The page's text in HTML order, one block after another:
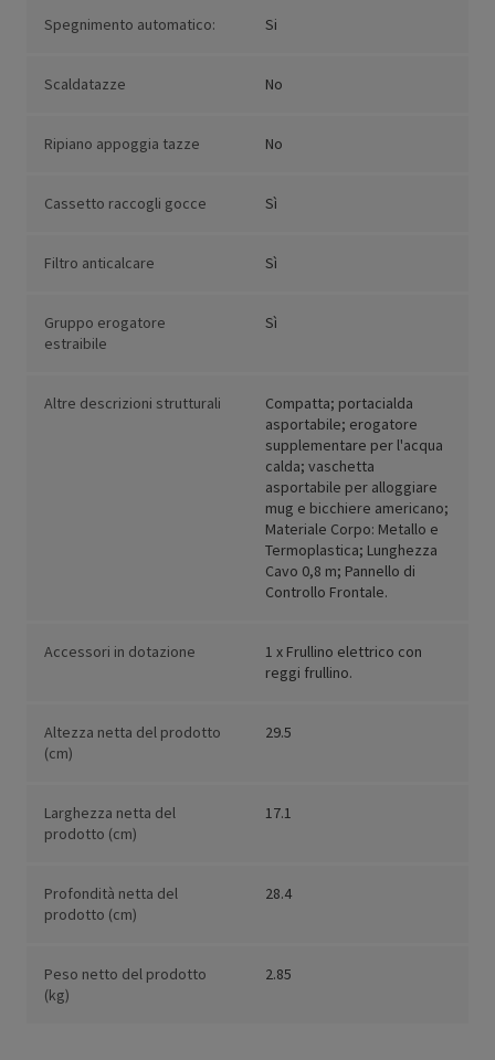
Spegnimento automatico: Si
Scaldatazze No
Ripiano appoggia tazze No
Cassetto raccogli gocce Sì
Filtro anticalcare Sì
Gruppo erogatore
estraibile
Sì
Altre descrizioni strutturali
Compatta; portacialda
asportabile; erogatore
supplementare per l'acqua
calda; vaschetta
asportabile per alloggiare
mug e bicchiere americano;
Materiale Corpo: Metallo e
Termoplastica; Lunghezza
Cavo 0,8 m; Pannello di
Controllo Frontale.
Accessori in dotazione
1 x Frullino elettrico con
reggi frullino.
Altezza netta del prodotto
(cm)
29.5
Larghezza netta del
prodotto (cm)
17.1
Profondità netta del
prodotto (cm)
28.4
Peso netto del prodotto
(kg)
2.85